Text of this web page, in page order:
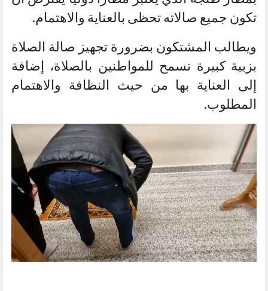
تكون جميع صالاته تحظى بالعناية والاهتمام.
ويطالب المشتكون بضرورة تجهيز صالة الصلاة
بزبية كبيرة تسمح للمواطنين بالصلاة، إضافة
إلى العناية بها من حيث النظافة والاهتمام
المطلوب.